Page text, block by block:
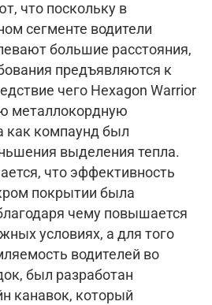
что поскольку в
сегменте водители
большие расстояния,
предъявляются к
чего Hexagon Warrior
металлокордную
как компаунд был
выделения тепла.
что эффективность
покрытии была
чему повышается
условиях, а для того
водителей во
был разработан
канавок, который